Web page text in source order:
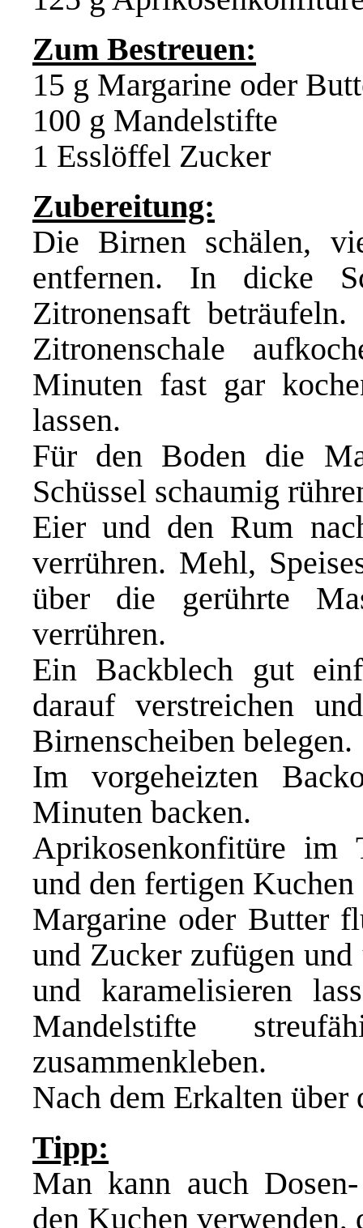
Zum Bestreuen:
15 g Margarine oder
100 g Mandelstifte
1 Esslöffel Zucker
Zubereitung:
Die Birnen schälen,
entfernen. In dicke
Zitronensaft
Zitronenschale
Minuten fast gar
lassen.
Für den Boden die
Schüssel schaumig
Eier und den Rum
verrühren. Mehl,
über die gerührte
verrühren.
Ein Backblech gut
darauf verstreichen
Birnenscheiben belegen.
Im vorgeheizten
Minuten backen.
Aprikosenkonfitüre im
und den fertigen
Margarine oder Butter
und Zucker zufügen
und karamelisieren
Mandelstifte
zusammenkleben.
Nach dem Erkalten über
Tipp:
Man kann auch
den Kuchen verwenden,